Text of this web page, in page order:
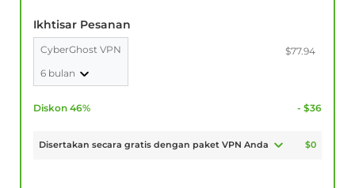
Ikhtisar Pesanan
CyberGhost VPN
6 bulan
$77.94
Diskon 46% - $36
Disertakan secara gratis dengan paket VPN Anda $0